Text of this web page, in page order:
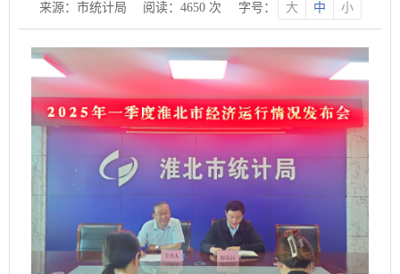
来源：市统计局
阅读： 4650次 字号： 大 中 小